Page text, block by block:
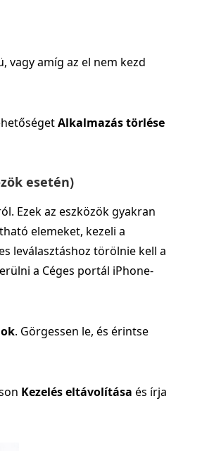
vagy amíg az el nem kezd
Alkalmazás törlése
esetén)
Ezek az eszközök gyakran
elemeket, kezeli a
leválasztáshoz törölnie kell a
a Céges portál iPhone-
. Görgessen le, és érintse
Kezelés eltávolítása és írja